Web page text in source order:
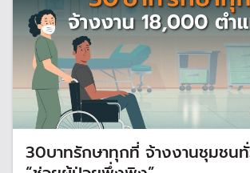
30บาทรักษาทุกที่ จ้างงานชุมชนทั่